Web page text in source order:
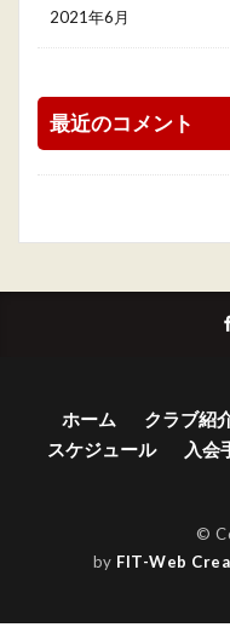
2021年6月
最近のコメント
ホーム クラブ紹
スケジュール
入会
©
by FIT-Web